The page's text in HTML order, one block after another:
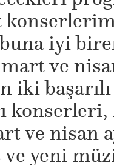
iyi
ve
iki
ve nisan
ve yeni